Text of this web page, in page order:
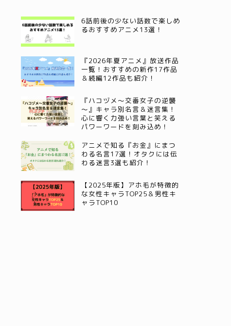
6話前後の少ない話数で楽しめ
るおすすめアニメ13選！
『2026年夏アニメ』放送作品
一覧！おすすめの新作17作品
＆続編12作品も紹介！
『ハコヅメ～交番女子の逆襲
～』キャラ別名言＆迷言集！
心に響く力強い言葉と笑える
パワーワードを刻み込め！
アニメで知る『お金』にまつ
わる名言17選！オタクには伝
わる迷言3選も紹介！
【2025年版】アホ毛が特徴的
な女性キャラTOP25＆男性キ
ャラTOP10